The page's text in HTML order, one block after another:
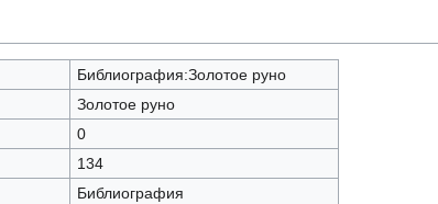
Библиография:Золотое руно
Золотое руно
0
134
Библиография